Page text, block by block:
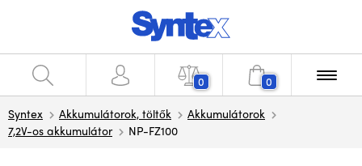
0 0
Syntex Akkumulátorok, töltők
Akkumulátorok
7,2V-os akkumulátor
NP-FZ100